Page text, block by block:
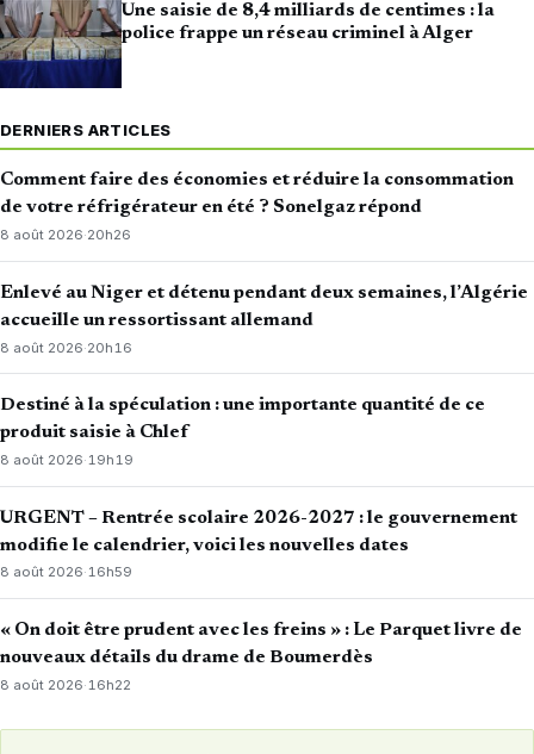
Une saisie de 8,4 milliards de centimes : la
police frappe un réseau criminel à Alger
DERNIERS ARTICLES
Comment faire des économies et réduire la consommation
de votre réfrigérateur en été ? Sonelgaz répond
8 août 2026·20h26
Enlevé au Niger et détenu pendant deux semaines, l’Algérie
accueille un ressortissant allemand
8 août 2026·20h16
Destiné à la spéculation : une importante quantité de ce
produit saisie à Chlef
8 août 2026·19h19
URGENT – Rentrée scolaire 2026-2027 : le gouvernement
modifie le calendrier, voici les nouvelles dates
8 août 2026·16h59
« On doit être prudent avec les freins » : Le Parquet livre de
nouveaux détails du drame de Boumerdès
8 août 2026·16h22